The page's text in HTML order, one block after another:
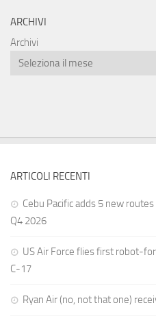
ARCHIVI
Archivi
ARTICOLI RECENTI
Cebu Pacific adds 5 new
Q4 2026
US Air Force flies first robot-
C-17
Ryan Air (no, not that one)